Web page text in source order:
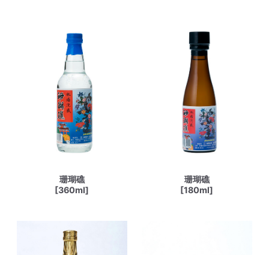
珊瑚礁
[360ml]
珊瑚礁
[180ml]